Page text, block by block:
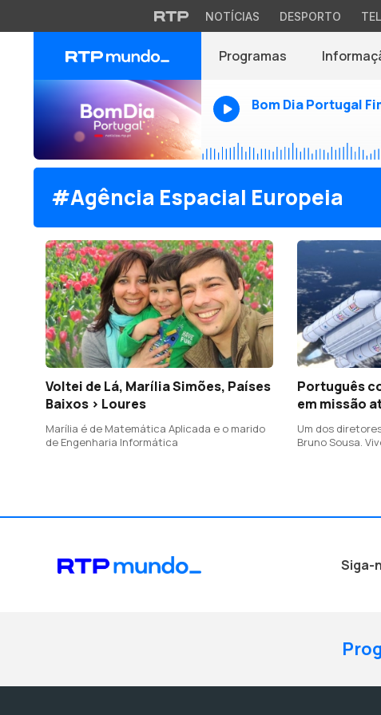
NOTÍCIAS DESPORTO
Programas
Bom Dia Portugal
#Agência Espacial Europeia
Voltei de Lá, Marília Simões, Países
Baixos > Loures
Marília é de Matemática Aplicada e o marido
de Engenharia Informática
Português
em missão
Um dos
Bruno Sousa.
Siga-